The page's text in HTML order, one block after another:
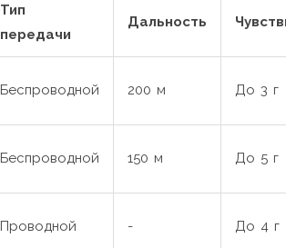
Тип
передачи
Дальность
Беспроводной 200 м До 3 г
Беспроводной 150 м До 5 г
Проводной - До 4 г